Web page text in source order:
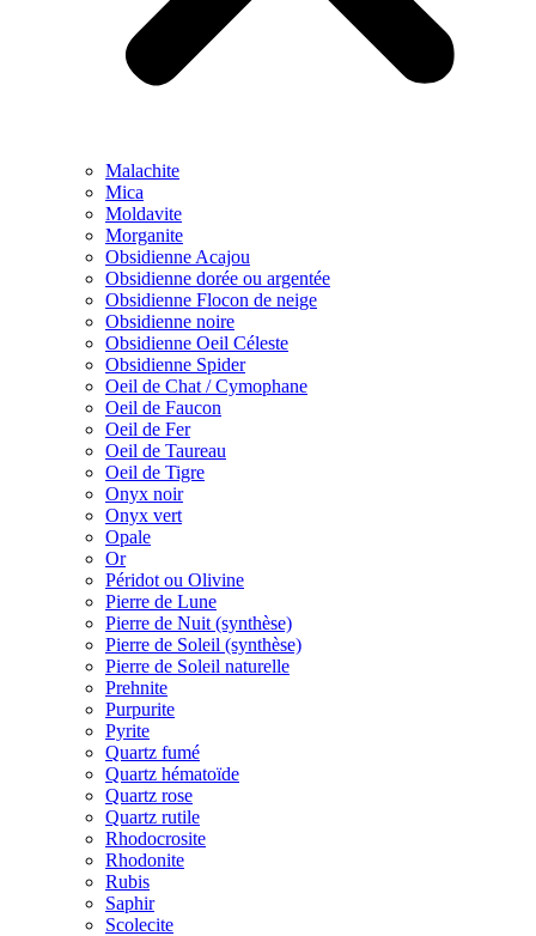
Malachite
Mica
Moldavite
Morganite
Obsidienne Acajou
Obsidienne dorée ou argentée
Obsidienne Flocon de neige
Obsidienne noire
Obsidienne Oeil Céleste
Obsidienne Spider
Oeil de Chat / Cymophane
Oeil de Faucon
Oeil de Fer
Oeil de Taureau
Oeil de Tigre
Onyx noir
Onyx vert
Opale
Or
Péridot ou Olivine
Pierre de Lune
Pierre de Nuit (synthèse)
Pierre de Soleil (synthèse)
Pierre de Soleil naturelle
Prehnite
Purpurite
Pyrite
Quartz fumé
Quartz hématoïde
Quartz rose
Quartz rutile
Rhodocrosite
Rhodonite
Rubis
Saphir
Scolecite